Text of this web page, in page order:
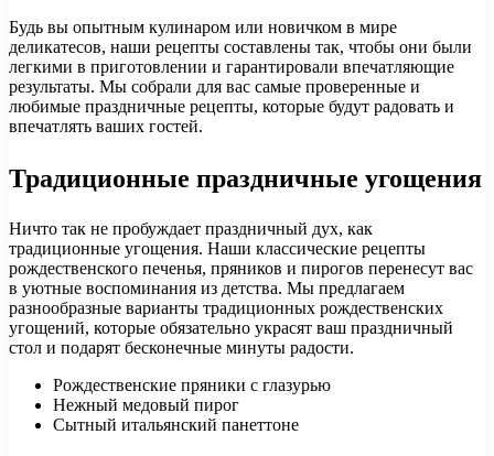
Будь вы опытным кулинаром или новичком в мире
деликатесов, наши рецепты составлены так, чтобы они были
легкими в приготовлении и гарантировали впечатляющие
результаты. Мы собрали для вас самые проверенные и
любимые праздничные рецепты, которые будут радовать и
впечатлять ваших гостей.
Традиционные праздничные угощения
Ничто так не пробуждает праздничный дух, как
традиционные угощения. Наши классические рецепты
рождественского печенья, пряников и пирогов перенесут вас
в уютные воспоминания из детства. Мы предлагаем
разнообразные варианты традиционных рождественских
угощений, которые обязательно украсят ваш праздничный
стол и подарят бесконечные минуты радости.
Рождественские пряники с глазурью
Нежный медовый пирог
Сытный итальянский панеттоне